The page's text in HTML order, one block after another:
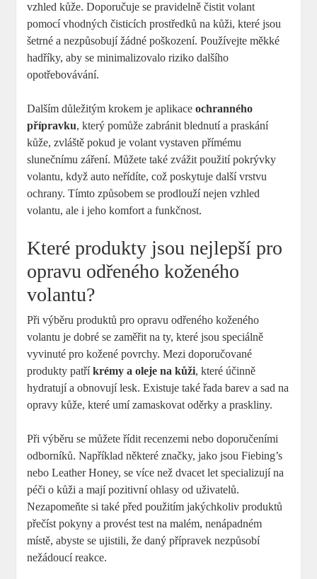
vzhled kůže. Doporučuje se pravidelně čistit volant
pomocí vhodných čisticích prostředků na kůži, které jsou
šetrné a nezpůsobují žádné poškození. Používejte měkké
hadříky, aby se minimalizovalo riziko dalšího
opotřebovávání.
Dalším důležitým krokem je aplikaceochranného
přípravku, který pomůže zabránit blednutí a praskání
kůže, zvláště pokud je volant vystaven přímému
slunečnímu záření. Můžete také zvážit použití pokrývky
volantu, když auto neřídíte, což poskytuje další vrstvu
ochrany. Tímto způsobem se prodlouží nejen vzhled
volantu, ale i jeho komfort a funkčnost.
Které produkty jsou nejlepší pro
opravu odřeného koženého
volantu?
Při výběru produktů pro opravu odřeného koženého
volantu je dobré se zaměřit na ty, které jsou speciálně
vyvinuté pro kožené povrchy. Mezi doporučované
produkty patříkrémy a oleje na kůži, které účinně
hydratují a obnovují lesk. Existuje také řada barev a sad na
opravy kůže, které umí zamaskovat oděrky a praskliny.
Při výběru se můžete řídit recenzemi nebo doporučeními
odborníků. Například některé značky, jako jsou Fiebing’s
nebo Leather Honey, se více než dvacet let specializují na
péči o kůži a mají pozitivní ohlasy od uživatelů.
Nezapomeňte si také před použitím jakýchkoliv produktů
přečíst pokyny a provést test na malém, nenápadném
místě, abyste se ujistili, že daný přípravek nezpůsobí
nežádoucí reakce.